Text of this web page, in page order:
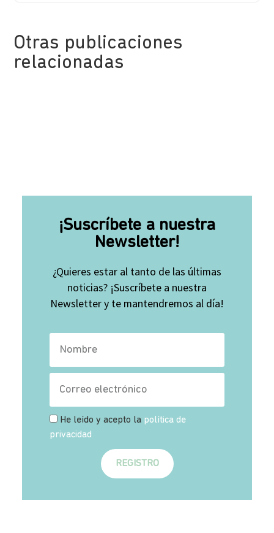
Otras publicaciones
relacionadas
¡Suscríbete a nuestra
Newsletter!
¿Quieres estar al tanto de las últimas
noticias? ¡Suscríbete a nuestra
Newsletter y te mantendremos al día!
He leído y acepto la política de
privacidad
REGISTRO